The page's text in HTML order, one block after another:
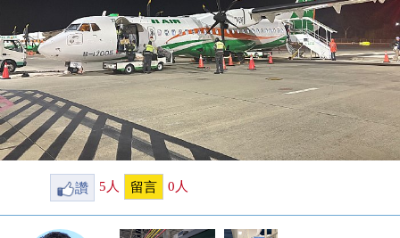
讚 5 人 留言 0 人